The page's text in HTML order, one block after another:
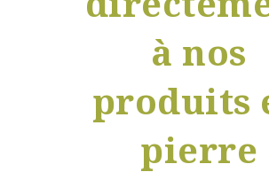
à nos
produits
pierre